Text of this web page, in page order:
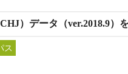
）データ（ver.2018.9）
ス